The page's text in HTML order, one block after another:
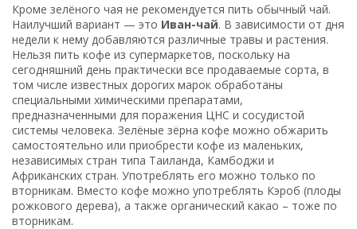
Кроме зелёного чая не рекомендуется пить обычный чай.
Наилучший вариант — это Иван-чай. В зависимости от дня
недели к нему добавляются различные травы и растения.
Нельзя пить кофе из супермаркетов, поскольку на
сегодняшний день практически все продаваемые сорта, в
том числе известных дорогих марок обработаны
специальными химическими препаратами,
предназначенными для поражения ЦНС и сосудистой
системы человека. Зелёные зёрна кофе можно обжарить
самостоятельно или приобрести кофе из маленьких,
независимых стран типа Таиланда, Камбоджи и
Африканских стран. Употреблять его можно только по
вторникам. Вместо кофе можно употреблять Кэроб (плоды
рожкового дерева), а также органический какао – тоже по
вторникам.